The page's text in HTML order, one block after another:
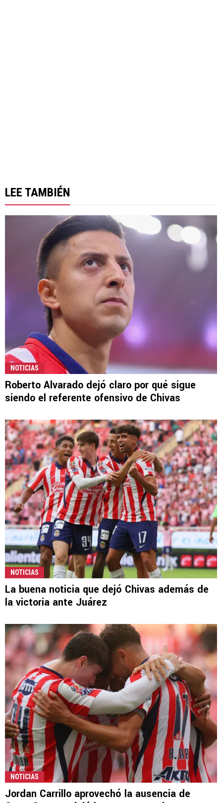
LEE TAMBIÉN
NOTICIAS
Roberto Alvarado dejó claro por qué sigue
siendo el referente ofensivo de Chivas
NOTICIAS
La buena noticia que dejó Chivas además de
la victoria ante Juárez
NOTICIAS
Jordan Carrillo aprovechó la ausencia de